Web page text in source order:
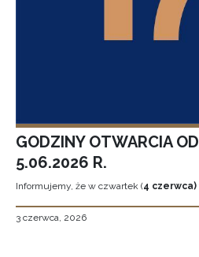
GODZINY OTWARCIA
5.06.2026 R.
Informujemy, że w czwartek (4 czerwca)
3 czerwca, 2026